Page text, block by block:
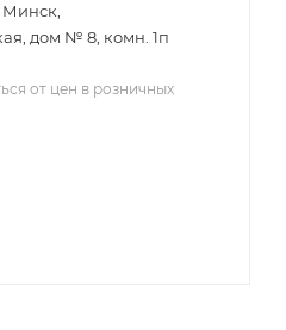
дом № 8, комн. 1п
от цен в розничных